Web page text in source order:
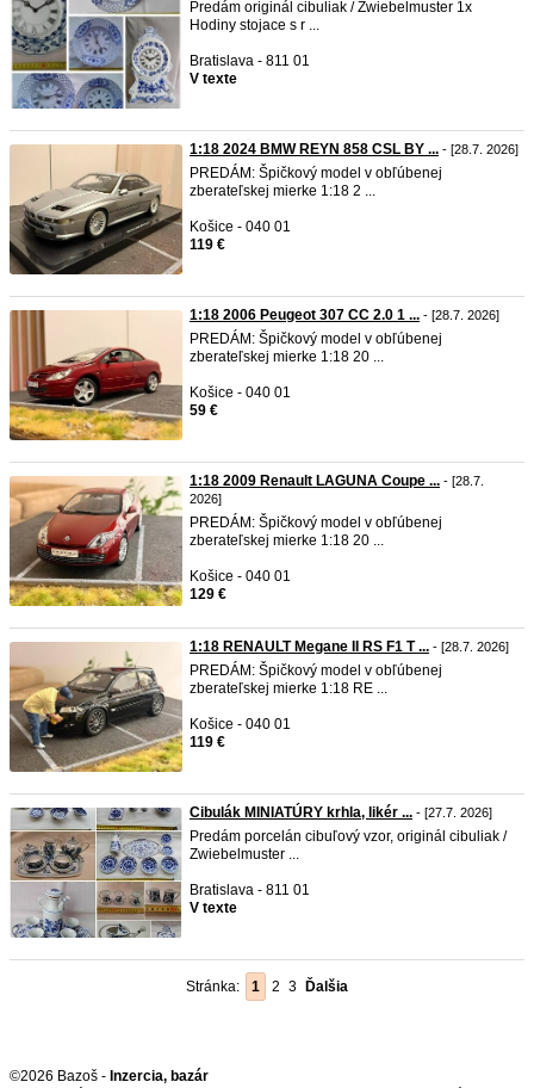
Predám originál cibuliak / Zwiebelmuster 1x
Hodiny stojace s r ...
Bratislava - 811 01
V texte
1:18 2024 BMW REYN 858 CSL BY ... - [28.7. 2026]
PREDÁM: Špičkový model v obľúbenej
zberateľskej mierke 1:18 2 ...
Košice - 040 01
119 €
1:18 2006 Peugeot 307 CC 2.0 1 ... - [28.7. 2026]
PREDÁM: Špičkový model v obľúbenej
zberateľskej mierke 1:18 20 ...
Košice - 040 01
59 €
1:18 2009 Renault LAGUNA Coupe ... - [28.7.
2026]
PREDÁM: Špičkový model v obľúbenej
zberateľskej mierke 1:18 20 ...
Košice - 040 01
129 €
1:18 RENAULT Megane II RS F1 T ... - [28.7. 2026]
PREDÁM: Špičkový model v obľúbenej
zberateľskej mierke 1:18 RE ...
Košice - 040 01
119 €
Cibulák MINIATÚRY krhla, likér ... - [27.7. 2026]
Predám porcelán cibuľový vzor, originál cibuliak /
Zwiebelmuster ...
Bratislava - 811 01
V texte
Stránka: 1 2 3 Ďalšia
©2026 Bazoš - Inzercia, bazár